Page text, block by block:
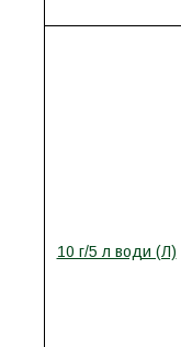
10 г/5 л води (Л)